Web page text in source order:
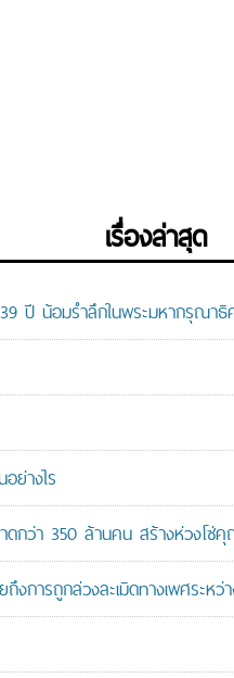
เรื่องล่าสุด
ปี น้อมรำลึกในพระมหากรุณา
ย่างไร
ดกว่า 350 ล้านคน สร้างห่วงโซ่
ารถูกล่วงละเมิดทางเพศระหว่